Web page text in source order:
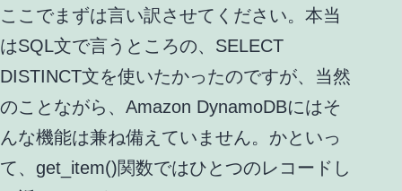
ここでまずは言い訳させてください。本当
はSQL文で言うところの、SELECT
DISTINCT文を使いたかったのですが、当然
のことながら、Amazon DynamoDBにはそ
んな機能は兼ね備えていません。かといっ
て、get_item()関数ではひとつのレコードし